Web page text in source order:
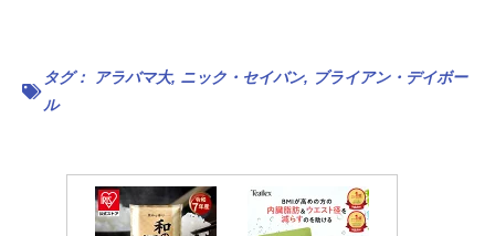
タグ： アラバマ大, ニック・セイバン, ブライアン・デイボー
ル